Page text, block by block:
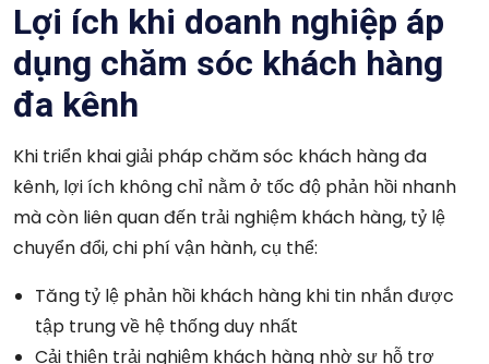
Lợi ích khi doanh nghiệp áp
dụng chăm sóc khách hàng
đa kênh
Khi triển khai giải pháp chăm sóc khách hàng đa
kênh, lợi ích không chỉ nằm ở tốc độ phản hồi nhanh
mà còn liên quan đến trải nghiệm khách hàng, tỷ lệ
chuyển đổi, chi phí vận hành, cụ thể:
Tăng tỷ lệ phản hồi khách hàng khi tin nhắn được
tập trung về hệ thống duy nhất
Cải thiện trải nghiệm khách hàng nhờ sự hỗ trợ